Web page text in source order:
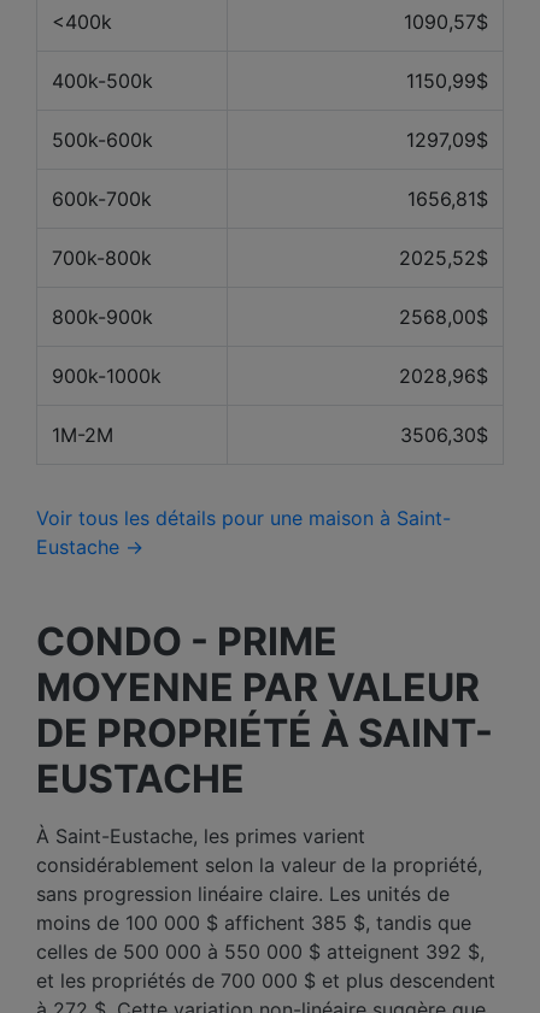
<400k 1090,57$
400k-500k 1150,99$
500k-600k 1297,09$
600k-700k 1656,81$
700k-800k 2025,52$
800k-900k 2568,00$
900k-1000k 2028,96$
1M-2M 3506,30$
Voir tous les détails pour une maison à Saint-
Eustache →
CONDO - PRIME
MOYENNE PAR VALEUR
DE PROPRIÉTÉ À SAINT-
EUSTACHE
À Saint-Eustache, les primes varient
considérablement selon la valeur de la propriété,
sans progression linéaire claire. Les unités de
moins de 100 000 $ affichent 385 $, tandis que
celles de 500 000 à 550 000 $ atteignent 392 $,
et les propriétés de 700 000 $ et plus descendent